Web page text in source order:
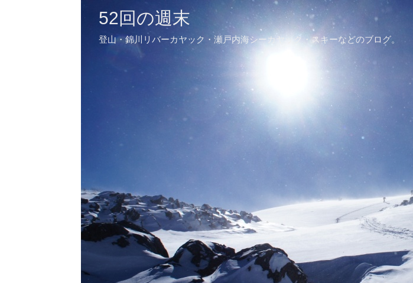
52回の週末
登山・錦川リバーカヤック・瀬戸内海シーカヤック・スキーなどのブログ。